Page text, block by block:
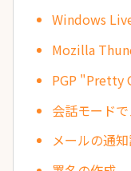
Windows
Mozilla
PGP "Pretty
会話モード
メールの通